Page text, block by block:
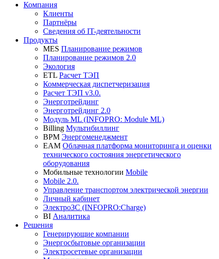
Компания
Клиенты
Партнёры
Сведения об IT-деятельности
Продукты
MES Планирование режимов
Планирование режимов 2.0
Экология
ETL Расчет ТЭП
Коммерческая диспетчеризация
Расчет ТЭП v3.0.
Энерготрейдинг
Энерготрейдинг 2.0
Модуль ML (INFOPRO: Module ML)
Billing Мультибиллинг
BPM Энергоменеджмент
EAM Облачная платформа мониторинга и оценки
технического состояния энергетического
оборудования
Мобильные технологии Mobile
Mobile 2.0.
Управление транспортом электрической энергии
Личный кабинет
ЭлектроЗС (INFOPRO:Charge)
BI Аналитика
Решения
Генерирующие компании
Энергосбытовые организации
Электросетевые организации